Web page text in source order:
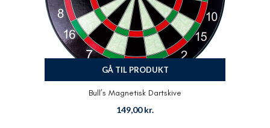
GÅ TIL PRODUKT
Bull’s Magnetisk Dartskive
149,00kr.